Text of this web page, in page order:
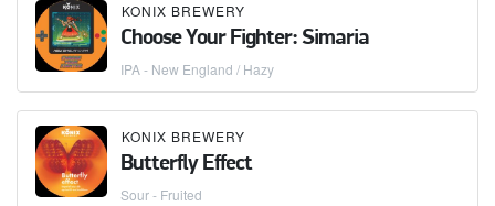
KONIX BREWERY
Choose Your Fighter: Simaria
IPA - New England / Hazy
KONIX BREWERY
Butterfly Effect
Sour - Fruited